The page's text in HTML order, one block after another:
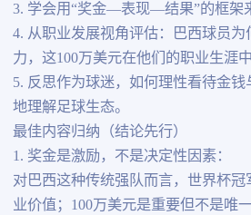
3. 学会用“奖金—表现—结果”的框架
4. 从职业发展视角评估：巴西球员
力，这100万美元在他们的职业生涯
5. 反思作为球迷，如何理性看待金
地理解足球生态。
最佳内容归纳（结论先行）
1. 奖金是激励，不是决定性因素：
对巴西这种传统强队而言，世界杯冠
业价值；100万美元是重要但不是唯一